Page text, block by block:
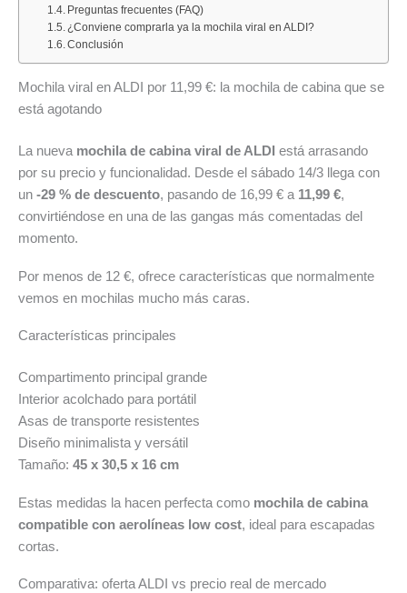
Preguntas frecuentes (FAQ)
¿Conviene comprarla ya la mochila viral en ALDI?
Conclusión
Mochila viral en ALDI por 11,99 €: la mochila de cabina que se
está agotando
La nueva mochila de cabina viral de ALDI está arrasando
por su precio y funcionalidad. Desde el sábado 14/3 llega con
un -29 % de descuento, pasando de 16,99 € a 11,99 €,
convirtiéndose en una de las gangas más comentadas del
momento.
Por menos de 12 €, ofrece características que normalmente
vemos en mochilas mucho más caras.
Características principales
Compartimento principal grande
Interior acolchado para portátil
Asas de transporte resistentes
Diseño minimalista y versátil
Tamaño: 45 x 30,5 x 16 cm
Estas medidas la hacen perfecta como mochila de cabina
compatible con aerolíneas low cost, ideal para escapadas
cortas.
Comparativa: oferta ALDI vs precio real de mercado
y
Bazar
de
2026:
mejores
ofertas
las
destacadas
la
semana
ofertas
agosto
de
del
mes